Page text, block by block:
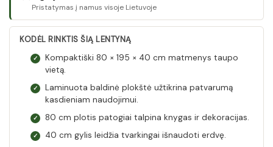
Pristatymas į namus visoje Lietuvoje
KODĖL RINKTIS ŠIĄ LENTYNĄ
✓
Kompaktiški 80 × 195 × 40 cm matmenys taupo
vietą.
✓
Laminuota baldinė plokštė užtikrina patvarumą
kasdieniam naudojimui.
✓ 80 cm plotis patogiai talpina knygas ir dekoracijas.
✓ 40 cm gylis leidžia tvarkingai išnaudoti erdvę.